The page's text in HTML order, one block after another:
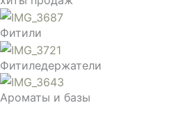
Фитили
Фитиледержатели
Ароматы и базы